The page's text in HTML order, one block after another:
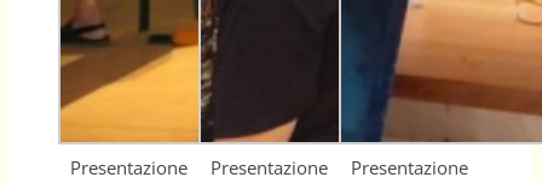
Presentazione
Presentazione
Presentazione